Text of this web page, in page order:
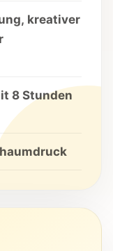
kreativer
8 Stunden